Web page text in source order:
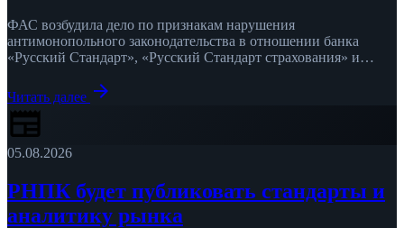
ФАС возбудила дело по признакам нарушения
антимонопольного законодательства в отношении банка
«Русский Стандарт», «Русский Стандарт страхования» и
…
Читать далее arrow_forward
newspaper
05.08.2026
РНПК будет публиковать стандарты и
аналитику рынка